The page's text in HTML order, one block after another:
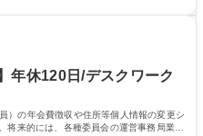
業 ※入社後は上記いずれかの部門
職種 【都庁グル
間未満／有給年平均16日取得
。 ■様々なプロジェクト：駐車場
た照明を兼ねた広告「ブライトサ
を生み出す活動を積極的に行って
年休120日/デスクワーク
）の年会費徴収や住所等個人情報の変更シ
将来的には、各種委員会の運営事務局業務